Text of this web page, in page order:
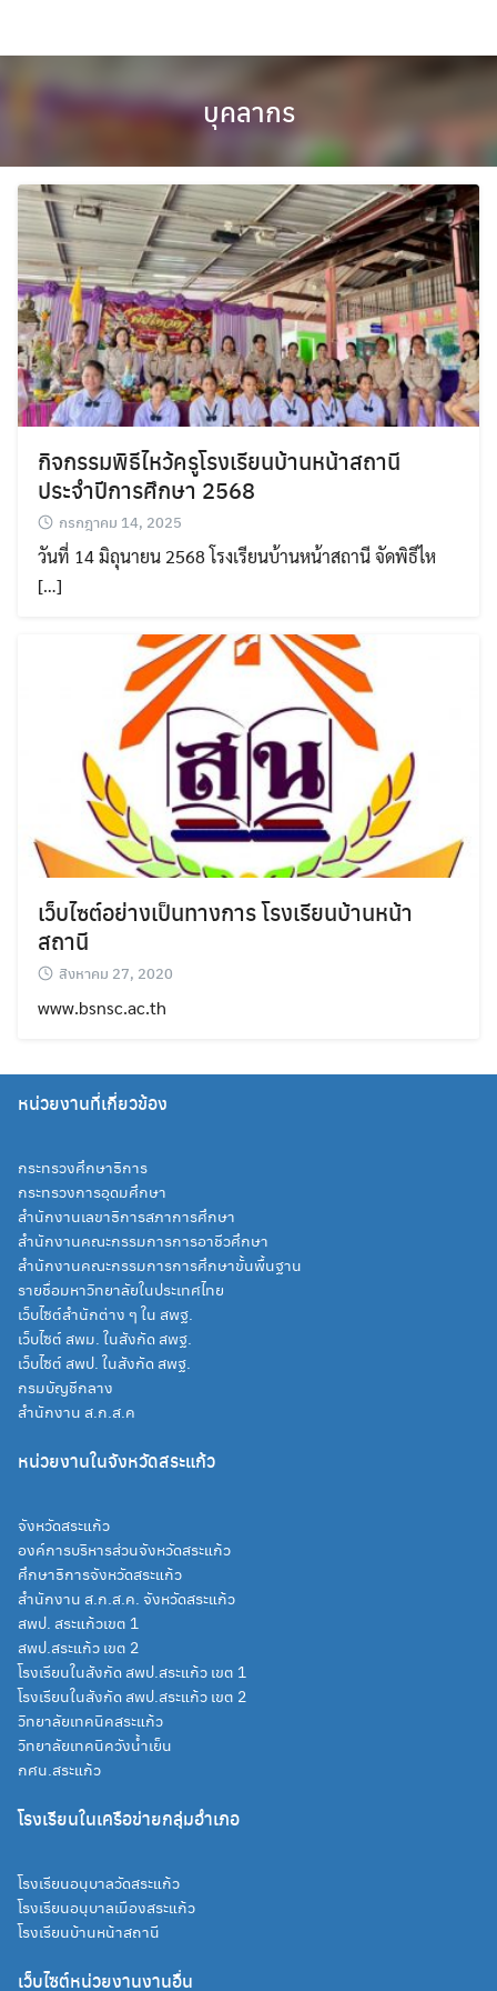
Search
for:
บุคลากร
กิจกรรมพิธีไหว้ครูโรงเรียนบ้านหน้าสถานี
ประจำปีการศึกษา 2568
กรกฎาคม 14, 2025
วันที่ 14 มิถุนายน 2568 โรงเรียนบ้านหน้าสถานี จัดพิธีไห
[…]
เว็บไซต์อย่างเป็นทางการ โรงเรียนบ้านหน้า
สถานี
สิงหาคม 27, 2020
www.bsnsc.ac.th
หน่วยงานที่เกี่ยวข้อง
กระทรวงศึกษาธิการ
กระทรวงการอุดมศึกษา
สำนักงานเลขาธิการสภาการศึกษา
สำนักงานคณะกรรมการการอาชีวศึกษา
สำนักงานคณะกรรมการการศึกษาขั้นพื้นฐาน
รายชื่อมหาวิทยาลัยในประเทศไทย
เว็บไซต์สำนักต่าง ๆ ใน สพฐ.
เว็บไซต์ สพม. ในสังกัด สพฐ.
เว็บไซต์ สพป. ในสังกัด สพฐ.
กรมบัญชีกลาง
สำนักงาน ส.ก.ส.ค
หน่วยงานในจังหวัดสระแก้ว
จังหวัดสระแก้ว
องค์การบริหารส่วนจังหวัดสระแก้ว
ศึกษาธิการจังหวัดสระแก้ว
สำนักงาน ส.ก.ส.ค. จังหวัดสระแก้ว
สพป. สระแก้วเขต 1
สพป.สระแก้ว เขต 2
โรงเรียนในสังกัด สพป.สระแก้ว เขต 1
โรงเรียนในสังกัด สพป.สระแก้ว เขต 2
วิทยาลัยเทคนิคสระแก้ว
วิทยาลัยเทคนิควังน้ำเย็น
กศน.สระแก้ว
โรงเรียนในเครือข่ายกลุ่มอำเภอ
โรงเรียนอนุบาลวัดสระแก้ว
โรงเรียนอนุบาลเมืองสระแก้ว
โรงเรียนบ้านหน้าสถานี
เว็บไซต์หน่วยงานงานอื่น